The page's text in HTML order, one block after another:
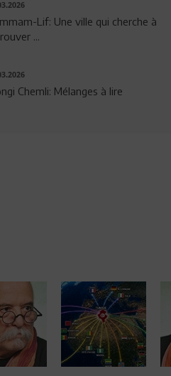
Lif: Une ville qui cherche à
...
Chemli: Mélanges à lire